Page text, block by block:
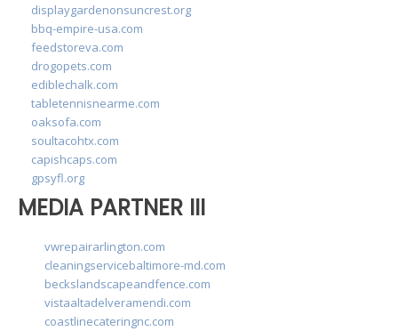
displaygardenonsuncrest.org
bbq-empire-usa.com
feedstoreva.com
drogopets.com
ediblechalk.com
tabletennisnearme.com
oaksofa.com
soultacohtx.com
capishcaps.com
gpsyfl.org
MEDIA PARTNER III
vwrepairarlington.com
cleaningservicebaltimore-md.com
beckslandscapeandfence.com
vistaaltadelveramendi.com
coastlinecateringnc.com